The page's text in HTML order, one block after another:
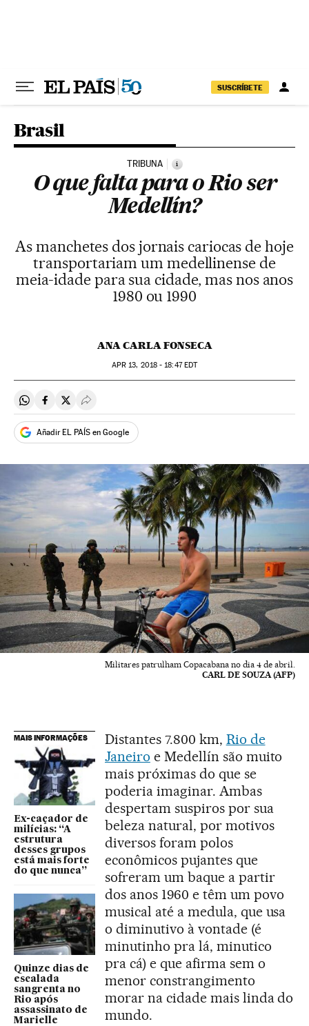
SUSCRÍBETE
Brasil
TRIBUNA i
O que falta para o Rio ser
Medellín?
As manchetes dos jornais cariocas de hoje
transportariam um medellinense de
meia-idade para sua cidade, mas nos anos
1980 ou 1990
ANA CARLA FONSECA
APR 13, 2018 - 18:47EDT
Compartir en Whatsapp
Compartir en Facebook
Compartir en Twitter
Desplegar Redes Sociales
Añadir EL PAÍS en Google
Militares patrulham Copacabana no dia 4 de abril.
CARL DE SOUZA (AFP)
MAIS INFORMAÇÕES
Ex-caçador de
milícias: “A
estrutura
desses grupos
está mais forte
do que nunca”
Quinze dias de
escalada
sangrenta no
Rio após
assassinato de
Marielle
Distantes 7.800 km, Rio de
Janeiro e Medellín são muito
mais próximas do que se
poderia imaginar. Ambas
despertam suspiros por sua
beleza natural, por motivos
diversos foram polos
econômicos pujantes que
sofreram um baque a partir
dos anos 1960 e têm um povo
musical até a medula, que usa
o diminutivo à vontade (é
minutinho pra lá, minutico
pra cá) e que afirma sem o
menor constrangimento
morar na cidade mais linda do
mundo.